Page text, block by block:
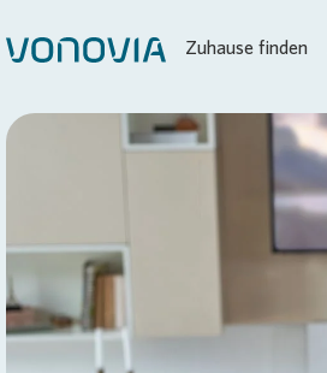
Zuhause finden